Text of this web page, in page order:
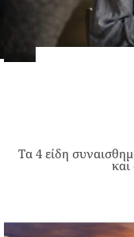
Τα 4 είδη
και